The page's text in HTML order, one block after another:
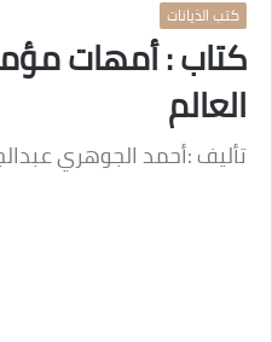
كتب الدّيانات
كتاب : أمهات
العالم
تأليف :أحمد الجوهري